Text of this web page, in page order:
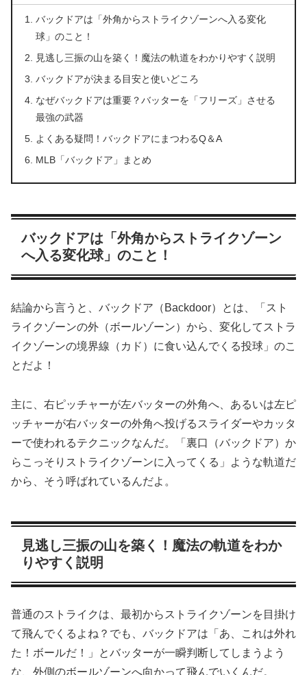
バックドアは「外角からストライクゾーンへ入る変化
球」のこと！
見逃し三振の山を築く！魔法の軌道をわかりやすく説明
バックドアが決まる目安と使いどころ
なぜバックドアは重要？バッターを「フリーズ」させる
最強の武器
よくある疑問！バックドアにまつわるQ＆A
MLB「バックドア」まとめ
バックドアは「外角からストライクゾーン
へ入る変化球」のこと！
結論から言うと、バックドア（Backdoor）とは、「スト
ライクゾーンの外（ボールゾーン）から、変化してストラ
イクゾーンの境界線（カド）に食い込んでくる投球」のこ
とだよ！
主に、右ピッチャーが左バッターの外角へ、あるいは左ピ
ッチャーが右バッターの外角へ投げるスライダーやカッタ
ーで使われるテクニックなんだ。「裏口（バックドア）か
らこっそりストライクゾーンに入ってくる」ような軌道だ
から、そう呼ばれているんだよ。
見逃し三振の山を築く！魔法の軌道をわか
りやすく説明
普通のストライクは、最初からストライクゾーンを目掛け
て飛んでくるよね？でも、バックドアは「あ、これは外れ
た！ボールだ！」とバッターが一瞬判断してしまうよう
な、外側のボールゾーンへ向かって飛んでいくんだ。